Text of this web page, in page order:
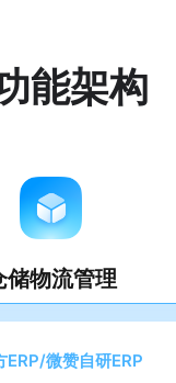
能架构
储物流管理
ERP/微赞自研ERP